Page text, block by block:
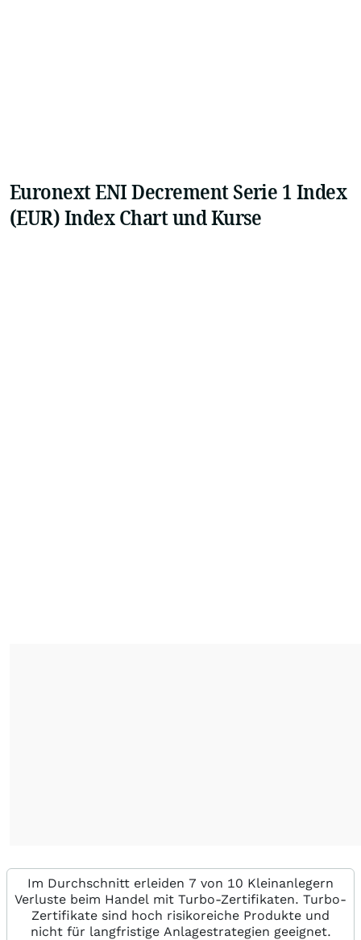
Euronext ENI Decrement Serie 1 Index
(EUR) Index Chart und Kurse
Im Durchschnitt erleiden 7 von 10 Kleinanlegern
Verluste beim Handel mit Turbo-Zertifikaten. Turbo-
Zertifikate sind hoch risikoreiche Produkte und
nicht für langfristige Anlagestrategien geeignet.